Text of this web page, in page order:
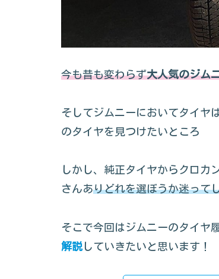
今も昔も変わらず大人気のジム
そしてジムニーにおいてタイヤ
のタイヤを見つけたいところ
しかし、純正タイヤからクロカ
さんありどれを選ぼうか迷って
そこで今回はジムニーのタイヤ
解説していきたいと思います！